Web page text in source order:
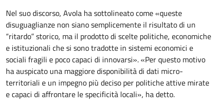
Nel suo discorso, Avola ha sottolineato come «queste
disuguaglianze non siano semplicemente il risultato di un
“ritardo” storico, ma il prodotto di scelte politiche, economiche
e istituzionali che si sono tradotte in sistemi economici e
sociali fragili e poco capaci di innovarsi». «Per questo motivo
ha auspicato una maggiore disponibilità di dati micro-
territoriali e un impegno più deciso per politiche attive mirate
e capaci di affrontare le specificità locali», ha detto.